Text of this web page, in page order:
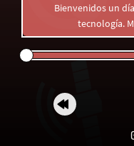
Bienvenidos un
tecnología.